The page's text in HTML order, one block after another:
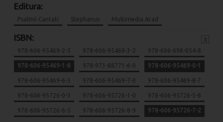
Editura:
Psalmii Cantati Stephanus Multimedia Arad
ISBN:
978-606-95469-2-5 978-606-95469-3-2 978-606-698-054-8
978-606-95469-1-8 978-973-88771-6-0 978-606-95469-0-1
978-606-95469-6-3 978-606-95469-7-0 978-606-95469-8-7
978-606-95726-0-3 978-606-95726-1-0 978-606-95726-5-8
978-606-95726-6-5 978-606-95726-8-9 978-606-95726-7-2